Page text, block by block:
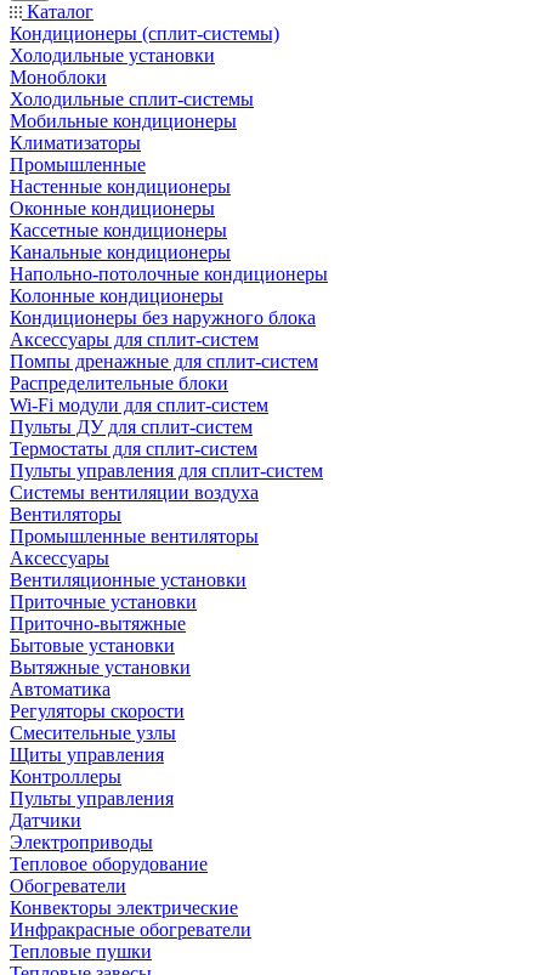
Каталог
Кондиционеры (сплит-системы)
Холодильные установки
Моноблоки
Холодильные сплит-системы
Мобильные кондиционеры
Климатизаторы
Промышленные
Настенные кондиционеры
Оконные кондиционеры
Кассетные кондиционеры
Канальные кондиционеры
Напольно-потолочные кондиционеры
Колонные кондиционеры
Кондиционеры без наружного блока
Аксессуары для сплит-систем
Помпы дренажные для сплит-систем
Распределительные блоки
Wi-Fi модули для сплит-систем
Пульты ДУ для сплит-систем
Термостаты для сплит-систем
Пульты управления для сплит-систем
Системы вентиляции воздуха
Вентиляторы
Промышленные вентиляторы
Аксессуары
Вентиляционные установки
Приточные установки
Приточно-вытяжные
Бытовые установки
Вытяжные установки
Автоматика
Регуляторы скорости
Смесительные узлы
Щиты управления
Контроллеры
Пульты управления
Датчики
Электроприводы
Тепловое оборудование
Обогреватели
Конвекторы электрические
Инфракрасные обогреватели
Тепловые пушки